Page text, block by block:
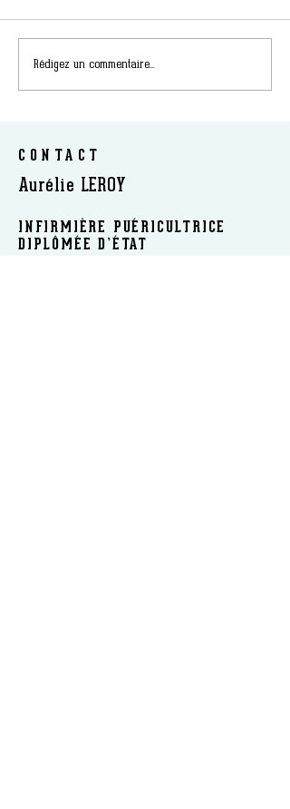
Rédigez un commentaire...
CONTACT
Aurélie LEROY
INFIRMIÈRE PUÉRICULTRICE
DIPLÔMÉE D’ÉTAT